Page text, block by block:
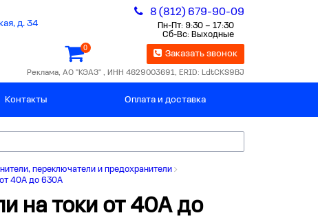
д. 34
8 (812) 679-90-09
Пн-Пт: 9:30 – 17:30
Сб-Вс: Выходные
0
Заказать звонок
Реклама, АО "КЭАЗ" , ИНН 4629003691, ERID: LdtCKS9BJ
Контакты Оплата и доставка
переключатели и предохранители
40А до 630А
на токи от 40А до